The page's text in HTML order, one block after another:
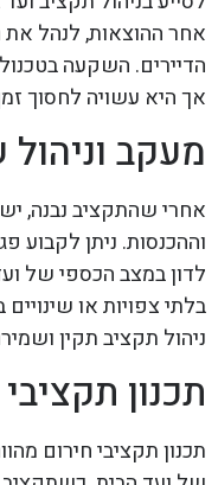
אחר ההוצאות, לנהל את
הדיירים. השקעה
אך היא עשויה לחסוך
מעקב
אחרי שהתקציב נבנה,
וההכנסות. ניתן לקבוע
לדון במצב הכספי של
בלתי צפויות או
ניהול תקציב תקין
תכנון
תכנון תקציבי חירום